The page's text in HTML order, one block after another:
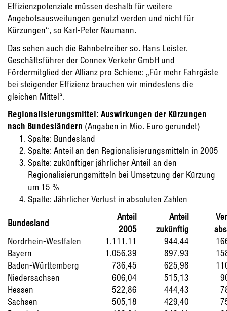
Effizienzpotenziale müssen deshalb für weitere
Angebotsausweitungen genutzt werden und nicht für
Kürzungen“, so Karl-Peter Naumann.
Das sehen auch die Bahnbetreiber so. Hans Leister,
Geschäftsführer der Connex Verkehr GmbH und
Fördermitglied der Allianz pro Schiene: „Für mehr Fahrgäste
bei steigender Effizienz brauchen wir mindestens die
gleichen Mittel“.
Regionalisierungsmittel: Auswirkungen der Kürzungen
nach Bundesländern (Angaben in Mio. Euro gerundet)
Spalte: Bundesland
Spalte: Anteil an den Regionalisierungsmitteln in 2005
Spalte: zukünftiger jährlicher Anteil an den
Regionalisierungsmitteln bei Umsetzung der Kürzung
um 15 %
Spalte: Jährlicher Verlust in absoluten Zahlen
Bundesland
Anteil
2005
Anteil
zukünftig
Nordrhein-Westfalen
1.111,11 944,44
Bayern
1.056,39 897,93
Baden-Württemberg
736,45 625,98
Niedersachsen
606,04 515,13
Hessen
522,86 444,43
Sachsen
505,18 429,40